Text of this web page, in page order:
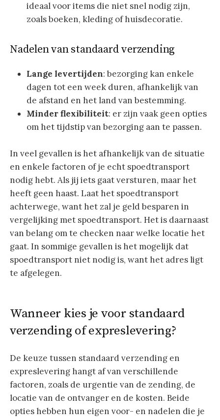
ideaal voor items die niet snel nodig zijn,
zoals boeken, kleding of huisdecoratie.
Nadelen van standaard verzending
Lange levertijden: bezorging kan enkele
dagen tot een week duren, afhankelijk van
de afstand en het land van bestemming.
Minder flexibiliteit: er zijn vaak geen opties
om het tijdstip van bezorging aan te passen.
In veel gevallen is het afhankelijk van de situatie
en enkele factoren of je echt spoedtransport
nodig hebt. Als jij iets gaat versturen, maar het
heeft geen haast. Laat het spoedtransport
achterwege, want het zal je geld besparen in
vergelijking met spoedtransport. Het is daarnaast
van belang om te checken naar welke locatie het
gaat. In sommige gevallen is het mogelijk dat
spoedtransport niet nodig is, want het adres ligt
te afgelegen.
Wanneer kies je voor standaard
verzending of expreslevering?
De keuze tussen standaard verzending en
expreslevering hangt af van verschillende
factoren, zoals de urgentie van de zending, de
locatie van de ontvanger en de kosten. Beide
opties hebben hun eigen voor- en nadelen die je